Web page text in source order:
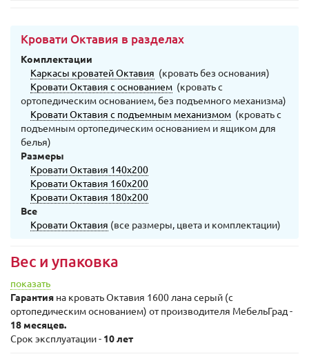
Кровати Октавия в разделах
Комплектации
Каркасы кроватей Октавия (кровать без основания)
Кровати Октавия с основанием (кровать с
ортопедическим основанием, без подъемного механизма)
Кровати Октавия с подъемным механизмом (кровать с
подъемным ортопедическим основанием и ящиком для
белья)
Размеры
Кровати Октавия 140х200
Кровати Октавия 160х200
Кровати Октавия 180х200
Все
Кровати Октавия (все размеры, цвета и комплектации)
Вес и упаковка
показать
Гарантия на кровать Октавия 1600 лана серый (с
ортопедическим основанием) от производителя МебельГрад -
18 месяцев.
Срок эксплуатации - 10 лет